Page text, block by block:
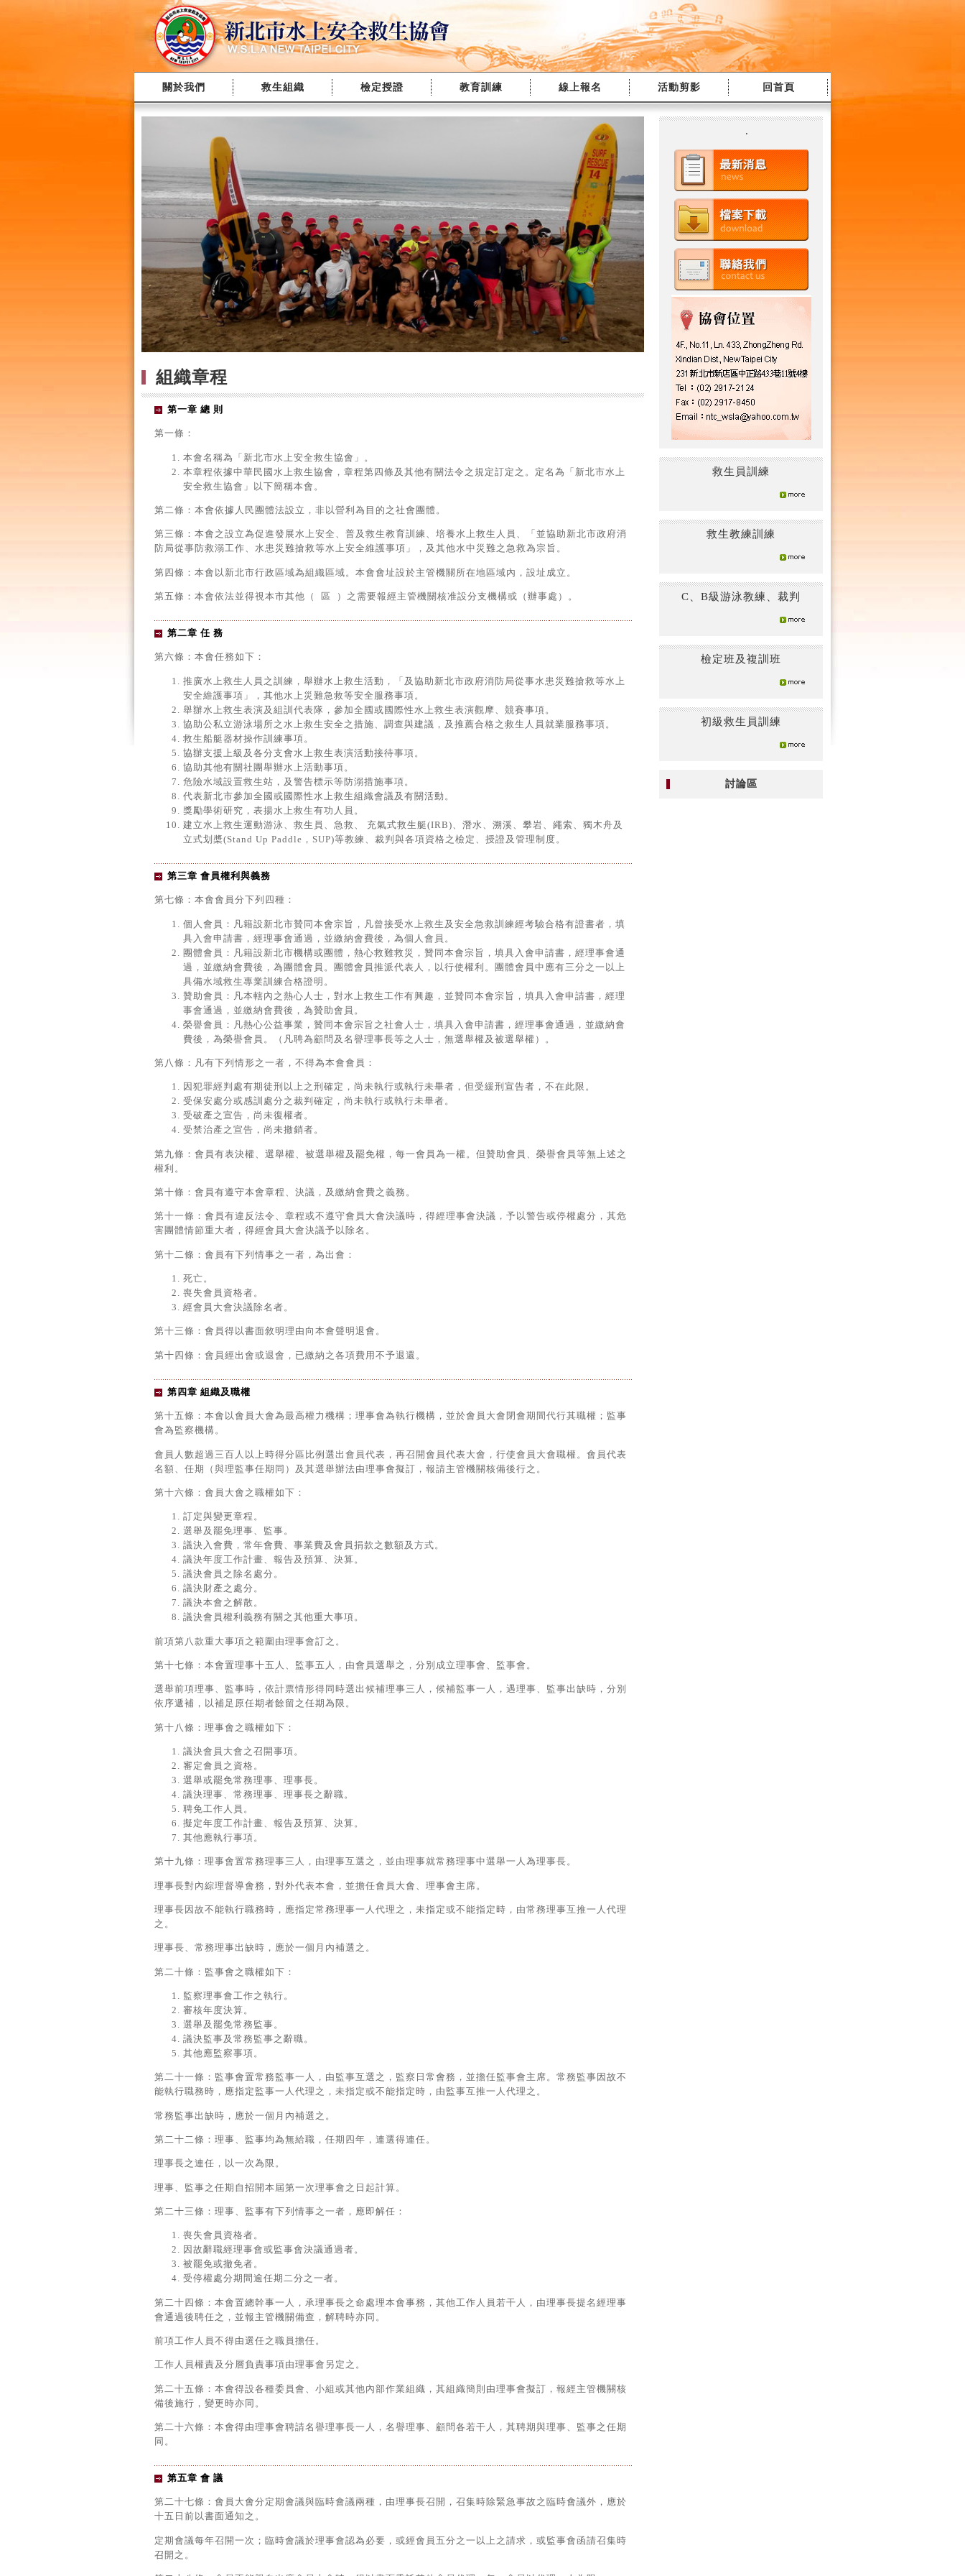
關於我們 救生組織 檢定授證 教育訓練 線上報名 活動剪影 回首頁
組織章程
第一章 總 則
第一條：
本會名稱為「新北市水上安全救生協會」。
本章程依據中華民國水上救生協會，章程第四條及其他有關法令之規定訂定之。定名為「新北市水上
安全救生協會」以下簡稱本會。
第二條：本會依據人民團體法設立，非以營利為目的之社會團體。
第三條：本會之設立為促進發展水上安全、普及救生教育訓練、培養水上救生人員、「並協助新北市政府消
防局從事防救溺工作、水患災難搶救等水上安全維護事項」，及其他水中災難之急救為宗旨。
第四條：本會以新北市行政區域為組織區域。本會會址設於主管機關所在地區域內，設址成立。
第五條：本會依法並得視本市其他（ 區 ）之需要報經主管機關核准設分支機構或（辦事處）。
第二章 任 務
第六條：本會任務如下：
推廣水上救生人員之訓練，舉辦水上救生活動，「及協助新北市政府消防局從事水患災難搶救等水上
安全維護事項」，其他水上災難急救等安全服務事項。
舉辦水上救生表演及組訓代表隊，參加全國或國際性水上救生表演觀摩、競賽事項。
協助公私立游泳場所之水上救生安全之措施、調查與建議，及推薦合格之救生人員就業服務事項。
救生船艇器材操作訓練事項。
協辦支援上級及各分支會水上救生表演活動接待事項。
協助其他有關社團舉辦水上活動事項。
危險水域設置救生站，及警告標示等防溺措施事項。
代表新北市參加全國或國際性水上救生組織會議及有關活動。
獎勵學術研究，表揚水上救生有功人員。
建立水上救生運動游泳、救生員、急救、 充氣式救生艇(IRB)、潛水、溯溪、攀岩、繩索、獨木舟及
立式划槳(Stand Up Paddle，SUP)等教練、裁判與各項資格之檢定、授證及管理制度。
第三章 會員權利與義務
第七條：本會會員分下列四種：
個人會員：凡籍設新北市贊同本會宗旨，凡曾接受水上救生及安全急救訓練經考驗合格有證書者，填
具入會申請書，經理事會通過，並繳納會費後，為個人會員。
團體會員：凡籍設新北市機構或團體，熱心救難救災，贊同本會宗旨，填具入會申請書，經理事會通
過，並繳納會費後，為團體會員。團體會員推派代表人，以行使權利。團體會員中應有三分之一以上
具備水域救生專業訓練合格證明。
贊助會員：凡本轄內之熱心人士，對水上救生工作有興趣，並贊同本會宗旨，填具入會申請書，經理
事會通過，並繳納會費後，為贊助會員。
榮譽會員：凡熱心公益事業，贊同本會宗旨之社會人士，填具入會申請書，經理事會通過，並繳納會
費後，為榮譽會員。（凡聘為顧問及名譽理事長等之人士，無選舉權及被選舉權）。
第八條：凡有下列情形之一者，不得為本會會員：
因犯罪經判處有期徒刑以上之刑確定，尚未執行或執行未畢者，但受緩刑宣告者，不在此限。
受保安處分或感訓處分之裁判確定，尚未執行或執行未畢者。
受破產之宣告，尚未復權者。
受禁治產之宣告，尚未撤銷者。
第九條：會員有表決權、選舉權、被選舉權及罷免權，每一會員為一權。但贊助會員、榮譽會員等無上述之
權利。
第十條：會員有遵守本會章程、決議，及繳納會費之義務。
第十一條：會員有違反法令、章程或不遵守會員大會決議時，得經理事會決議，予以警告或停權處分，其危
害團體情節重大者，得經會員大會決議予以除名。
第十二條：會員有下列情事之一者，為出會：
死亡。
喪失會員資格者。
經會員大會決議除名者。
第十三條：會員得以書面敘明理由向本會聲明退會。
第十四條：會員經出會或退會，已繳納之各項費用不予退還。
第四章 組織及職權
第十五條：本會以會員大會為最高權力機構；理事會為執行機構，並於會員大會閉會期間代行其職權；監事
會為監察機構。
會員人數超過三百人以上時得分區比例選出會員代表，再召開會員代表大會，行使會員大會職權。會員代表
名額、任期（與理監事任期同）及其選舉辦法由理事會擬訂，報請主管機關核備後行之。
第十六條：會員大會之職權如下：
訂定與變更章程。
選舉及罷免理事、監事。
議決入會費，常年會費、事業費及會員捐款之數額及方式。
議決年度工作計畫、報告及預算、決算。
議決會員之除名處分。
議決財產之處分。
議決本會之解散。
議決會員權利義務有關之其他重大事項。
前項第八款重大事項之範圍由理事會訂之。
第十七條：本會置理事十五人、監事五人，由會員選舉之，分別成立理事會、監事會。
選舉前項理事、監事時，依計票情形得同時選出候補理事三人，候補監事一人，遇理事、監事出缺時，分別
依序遞補，以補足原任期者餘留之任期為限。
第十八條：理事會之職權如下：
議決會員大會之召開事項。
審定會員之資格。
選舉或罷免常務理事、理事長。
議決理事、常務理事、理事長之辭職。
聘免工作人員。
擬定年度工作計畫、報告及預算、決算。
其他應執行事項。
第十九條：理事會置常務理事三人，由理事互選之，並由理事就常務理事中選舉一人為理事長。
理事長對內綜理督導會務，對外代表本會，並擔任會員大會、理事會主席。
理事長因故不能執行職務時，應指定常務理事一人代理之，未指定或不能指定時，由常務理事互推一人代理
之。
理事長、常務理事出缺時，應於一個月內補選之。
第二十條：監事會之職權如下：
監察理事會工作之執行。
審核年度決算。
選舉及罷免常務監事。
議決監事及常務監事之辭職。
其他應監察事項。
第二十一條：監事會置常務監事一人，由監事互選之，監察日常會務，並擔任監事會主席。常務監事因故不
能執行職務時，應指定監事一人代理之，未指定或不能指定時，由監事互推一人代理之。
常務監事出缺時，應於一個月內補選之。
第二十二條：理事、監事均為無給職，任期四年，連選得連任。
理事長之連任，以一次為限。
理事、監事之任期自招開本屆第一次理事會之日起計算。
第二十三條：理事、監事有下列情事之一者，應即解任：
喪失會員資格者。
因故辭職經理事會或監事會決議通過者。
被罷免或撤免者。
受停權處分期間逾任期二分之一者。
第二十四條：本會置總幹事一人，承理事長之命處理本會事務，其他工作人員若干人，由理事長提名經理事
會通過後聘任之，並報主管機關備查，解聘時亦同。
前項工作人員不得由選任之職員擔任。
工作人員權責及分層負責事項由理事會另定之。
第二十五條：本會得設各種委員會、小組或其他內部作業組織，其組織簡則由理事會擬訂，報經主管機關核
備後施行，變更時亦同。
第二十六條：本會得由理事會聘請名譽理事長一人，名譽理事、顧問各若干人，其聘期與理事、監事之任期
同。
第五章 會 議
第二十七條：會員大會分定期會議與臨時會議兩種，由理事長召開，召集時除緊急事故之臨時會議外，應於
十五日前以書面通知之。
定期會議每年召開一次；臨時會議於理事會認為必要，或經會員五分之一以上之請求，或監事會函請召集時
召開之。
.
救生員訓練
救生教練訓練
C、B級游泳教練、裁判
檢定班及複訓班
初級救生員訓練
討論區